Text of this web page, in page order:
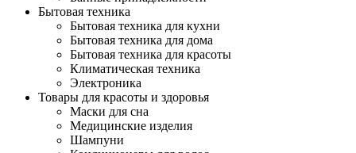
Бытовая техника
Бытовая техника для кухни
Бытовая техника для дома
Бытовая техника для красоты
Климатическая техника
Электроника
Товары для красоты и здоровья
Маски для сна
Медицинские изделия
Шампуни